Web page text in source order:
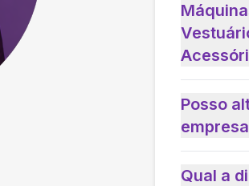
Posso
Qual a